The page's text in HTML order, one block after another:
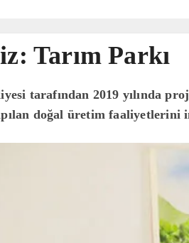
Tarım Parkı
tarafından 2019 yılında
doğal üretim faaliyetlerini